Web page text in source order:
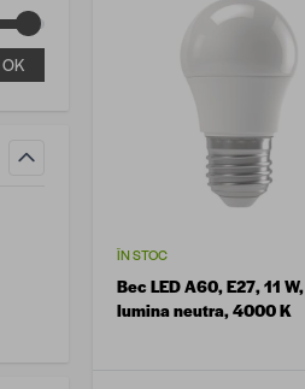
OK
disponibile
disponibileÎN STOC
Bec LED A60, E27, 11 W,
lumina neutra, 4000 K